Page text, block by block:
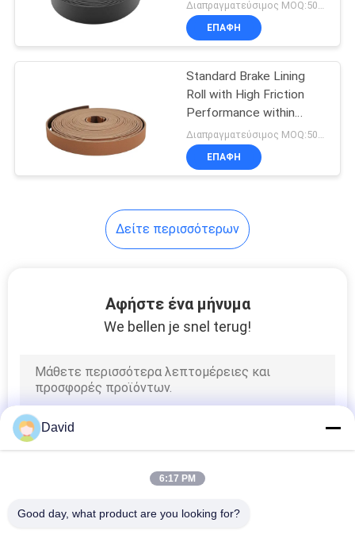
Διαπραγματεύσιμος MOQ:500 Kgs
ΕΠΑΦΉ
Standard Brake Lining
Roll with High Friction
Performance within
Temperature Range
-40C To 300C
Διαπραγματεύσιμος MOQ:500 Kgs
ΕΠΑΦΉ
Δείτε περισσότερων
Αφήστε ένα μήνυμα
We bellen je snel terug!
David
6:17 PM
Good day, what product are you looking for?